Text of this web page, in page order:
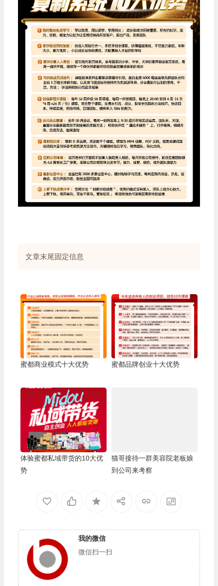
文章末尾固定信息
蜜都商业模式十大优势 蜜都品牌创业十大优势
体验蜜都私域带货的10大优
势
猫哥接待一群美容院老板娘
到公司来考察
我的微信
微信扫一扫